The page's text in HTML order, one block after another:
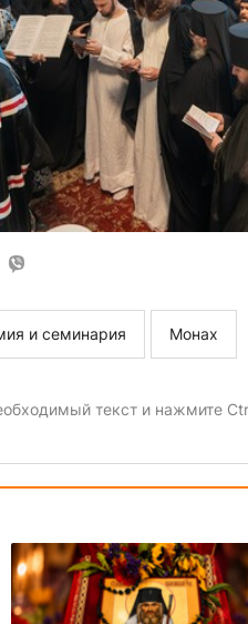
и семинария Монах
текст и нажмите